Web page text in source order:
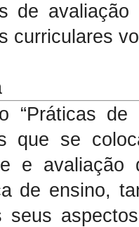
de
curriculares
“Práticas
que se
e
de ensino,
seus